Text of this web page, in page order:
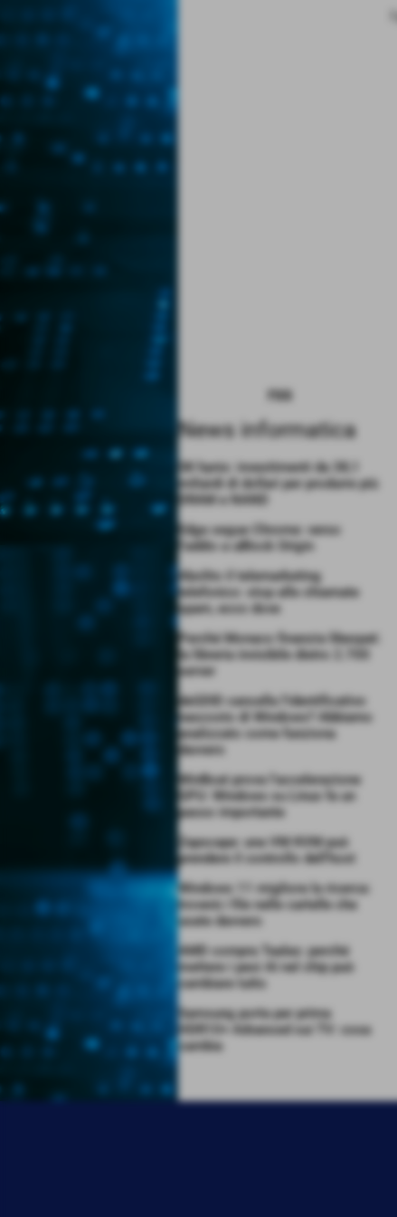
rss
News informatica
SK hynix: investimenti da 38,1
miliardi di dollari per produrre più
DRAM e NAND
Edge segue Chrome: verso
l’addio a uBlock Origin
Abolito il telemarketing
telefonico: stop alle chiamate
spam, ecco dove
Perché Monaco finanzia libexpat:
la libreria invisibile dietro 2.700
server
deGDID cancella l’identificativo
nascosto di Windows? Abbiamo
analizzato come funziona
davvero
WinBoat prova l’accelerazione
GPU: Windows su Linux fa un
passo importante
Zapscape: una VM KVM può
prendere il controllo dell’host
Windows 11 migliora la ricerca:
troverà i file nelle cartelle che
usate davvero
AMD compra Taalas: perché
mettere i pesi AI nel chip può
cambiare tutto
Samsung porta per prima
HDR10+ Advanced sui TV: cosa
cambia